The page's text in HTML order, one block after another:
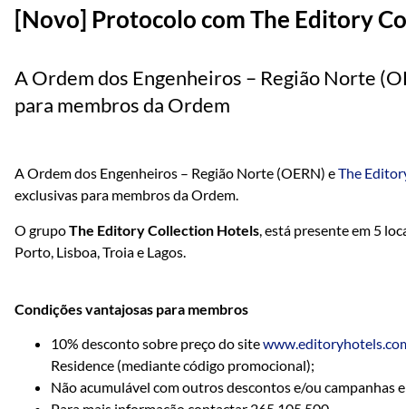
[Novo] Protocolo com The Editory
A Ordem dos Engenheiros – Região Norte
para membros da Ordem
A Ordem dos Engenheiros – Região Norte (OERN) eThe
exclusivas para membros da Ordem.
O grupoThe Editory Collection Hotels , está presente em 5
Porto, Lisboa, Troia e Lagos.
Condições vantajosas para membros
10% desconto sobre preço do site
Residence (mediante código promocional);
Não acumulável com outros descontos e/ou campanhas